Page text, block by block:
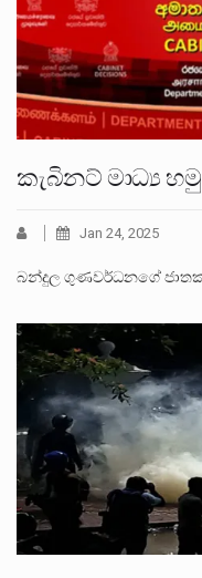
කැබිනට් මාධ්‍ය
Jan 24, 2025
බන්දුල ගුණවර්ධනගේ ජාතක